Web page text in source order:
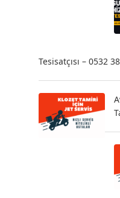
Tesisatçısı – 0532